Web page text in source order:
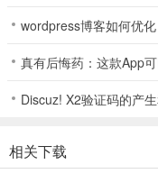
wordpress博客如何优
真有后悔药：这款App
Discuz! X2验证码的产
相关下载